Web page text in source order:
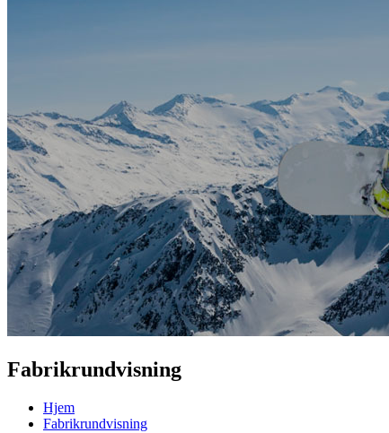
Fabrikrundvisning
Hjem
Fabrikrundvisning